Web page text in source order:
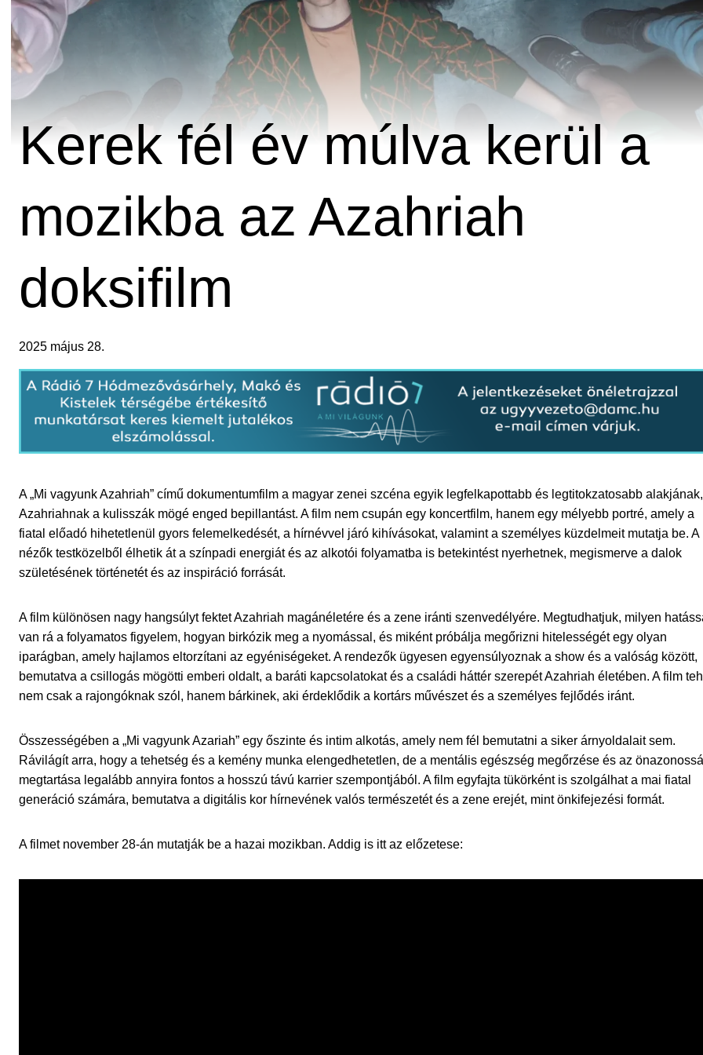
Kerek fél év múlva kerül a
mozikba az Azahriah
doksifilm
2025 május 28.
A „Mi vagyunk Azahriah” című dokumentumfilm a magyar zenei szcéna egyik legfelkapottabb és legtitokzatosabb alakjának,
Azahriahnak a kulisszák mögé enged bepillantást. A film nem csupán egy koncertfilm, hanem egy mélyebb portré, amely a
fiatal előadó hihetetlenül gyors felemelkedését, a hírnévvel járó kihívásokat, valamint a személyes küzdelmeit mutatja be. A
nézők testközelből élhetik át a színpadi energiát és az alkotói folyamatba is betekintést nyerhetnek, megismerve a dalok
születésének történetét és az inspiráció forrását.
A film különösen nagy hangsúlyt fektet Azahriah magánéletére és a zene iránti szenvedélyére. Megtudhatjuk, milyen
van rá a folyamatos figyelem, hogyan birkózik meg a nyomással, és miként próbálja megőrizni hitelességét egy olyan
iparágban, amely hajlamos eltorzítani az egyéniségeket. A rendezők ügyesen egyensúlyoznak a show és a valóság között,
bemutatva a csillogás mögötti emberi oldalt, a baráti kapcsolatokat és a családi háttér szerepét Azahriah életében. A film
nem csak a rajongóknak szól, hanem bárkinek, aki érdeklődik a kortárs művészet és a személyes fejlődés iránt.
Összességében a „Mi vagyunk Azariah” egy őszinte és intim alkotás, amely nem fél bemutatni a siker árnyoldalait sem.
Rávilágít arra, hogy a tehetség és a kemény munka elengedhetetlen, de a mentális egészség megőrzése és az
megtartása legalább annyira fontos a hosszú távú karrier szempontjából. A film egyfajta tükörként is szolgálhat a mai fiatal
generáció számára, bemutatva a digitális kor hírnevének valós természetét és a zene erejét, mint önkifejezési formát.
A filmet november 28-án mutatják be a hazai mozikban. Addig is itt az előzetese: